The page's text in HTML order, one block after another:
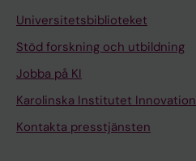
Universitetsbiblioteket
Stöd forskning och utbildning
Jobba på KI
Karolinska Institutet Innovation
Kontakta presstjänsten